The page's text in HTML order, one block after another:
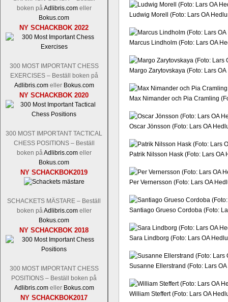
boken påAdlibris.comeller
Bokus.com
NY SCHACKBOK 2022
300 MOST IMPORTANT CHESS
EXERCISES – Beställ boken på
Adlibris.comeller Bokus.com
NY SCHACKBOK 2020
300 MOST IMPORTANT TACTICAL
CHESS POSITIONS – Beställ
boken påAdlibris.comeller
Bokus.com
NY SCHACKBOK2019
SCHACKETS MÄSTARE – Beställ
boken påAdlibris.comeller
Bokus.com
NY SCHACKBOK 2018
300 MOST IMPORTANT CHESS
POSITIONS – Beställ boken på
Adlibris.comeller Bokus.com
NY SCHACKBOK2017
Ludwig Morell (Foto: Lars OA
Marcus Lindholm (Foto: Lars OA
Margo Zarytovskaya (Foto: Lars
Max Nimander och Pia Cramling
Oscar Jönsson (Foto: Lars OA
Patrik Nilsson Hask (Foto: Lars OA
Per Vernersson (Foto: Lars OA
Santiago Grueso Cordoba (Foto:
Sara Lindborg (Foto: Lars OA
Susanne Ellerstrand (Foto: Lars
William Steffert (Foto: Lars OA